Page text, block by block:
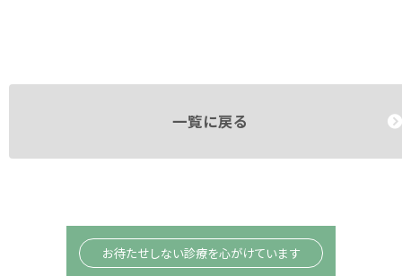
一覧に戻る
お待たせしない診療を心がけています